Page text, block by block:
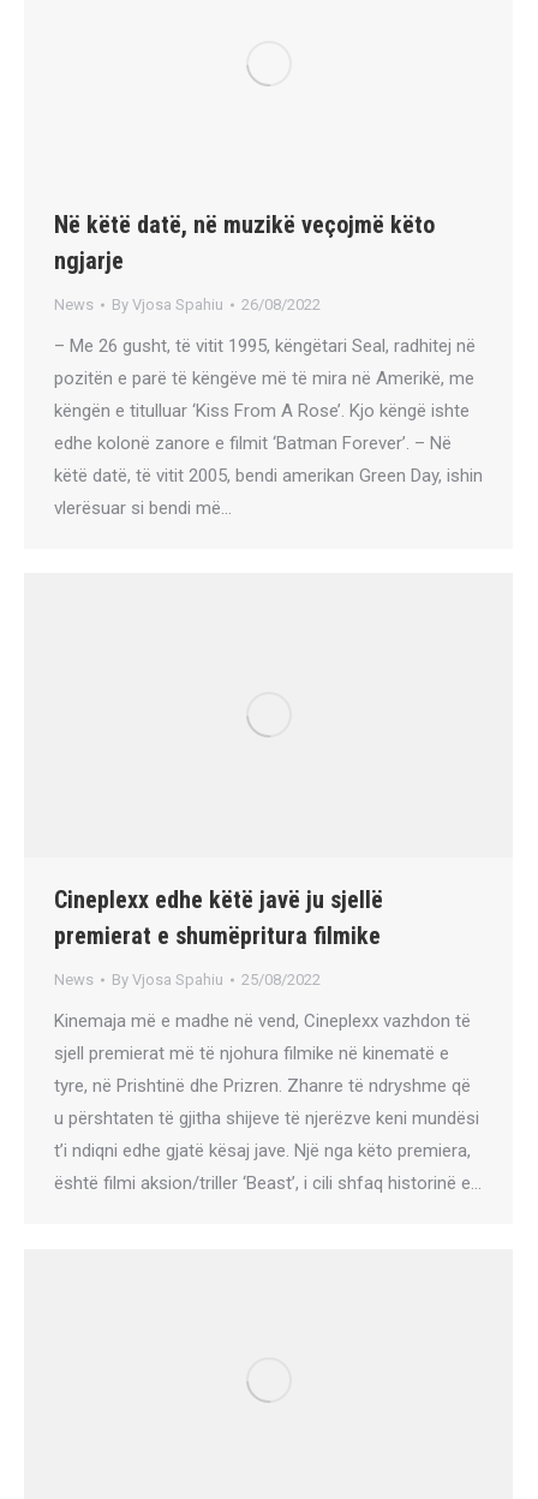
Në këtë datë, në muzikë veçojmë këto
ngjarje
News By Vjosa Spahiu 26/08/2022
– Me 26 gusht, të vitit 1995, këngëtari Seal, radhitej në
pozitën e parë të këngëve më të mira në Amerikë, me
këngën e titulluar ‘Kiss From A Rose’. Kjo këngë ishte
edhe kolonë zanore e filmit ‘Batman Forever’. – Në
këtë datë, të vitit 2005, bendi amerikan Green Day, ishin
vlerësuar si bendi më…
Cineplexx edhe këtë javë ju sjellë
premierat e shumëpritura filmike
News By Vjosa Spahiu 25/08/2022
Kinemaja më e madhe në vend, Cineplexx vazhdon të
sjell premierat më të njohura filmike në kinematë e
tyre, në Prishtinë dhe Prizren. Zhanre të ndryshme që
u përshtaten të gjitha shijeve të njerëzve keni mundësi
t’i ndiqni edhe gjatë kësaj jave. Një nga këto premiera,
është filmi aksion/triller ‘Beast’, i cili shfaq historinë e…